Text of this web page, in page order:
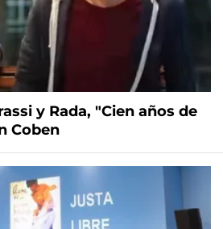
y Rada, "Cien años de
Coben